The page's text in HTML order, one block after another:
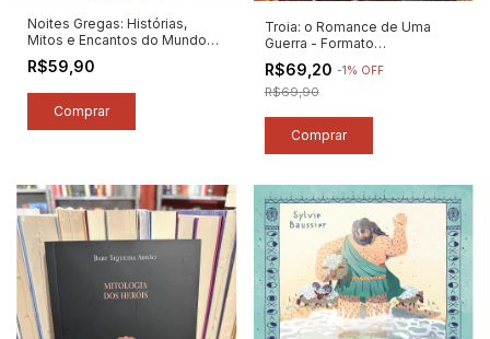
Noites Gregas: Histórias,
Mitos e Encantos do Mundo
Antigo - Autor: Cláudio Moreno
(2026) [novo]
R$59,90
Troia: o Romance de Uma
Guerra - Formato
Convencional - Autor: Cláudio
Moreno (2025) [novo]
R$69,20 -1 % OFF
R$69,90